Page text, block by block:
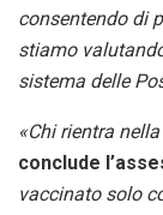
consentendo di
stiamo
sistema delle
«Chi rientra
conclude
vaccinato solo